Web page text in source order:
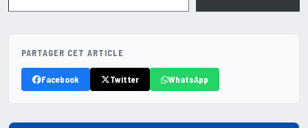
PARTAGER CET ARTICLE
Facebook Twitter WhatsApp